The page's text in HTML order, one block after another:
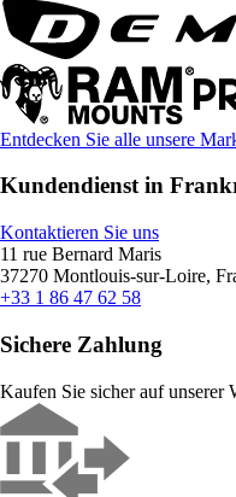
Entdecken Sie alle unsere
Kundendienst in
Kontaktieren Sie uns
11 rue Bernard Maris
37270 Montlouis-sur-Loire,
+33 1 86 47 62 58
Sichere Zahlung
Kaufen Sie sicher auf unserer